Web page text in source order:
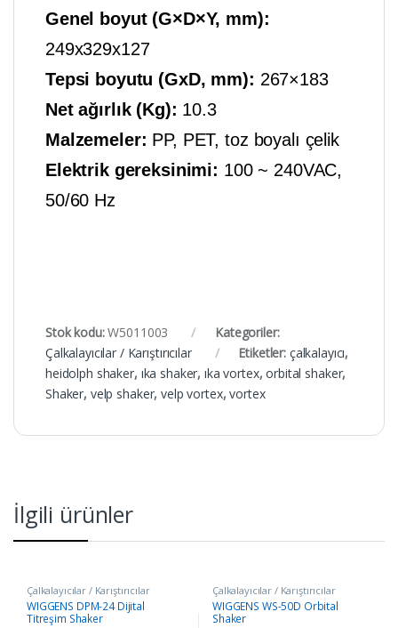
Genel boyut (G×D×Y, mm):
249x329x127
Tepsi boyutu (GxD, mm): 267×183
Net ağırlık (Kg): 10.3
Malzemeler: PP, PET, toz boyalı çelik
Elektrik gereksinimi: 100 ~ 240VAC,
50/60 Hz
Stok kodu:W5011003
Kategoriler:
Çalkalayıcılar / Karıştırıcılar
Etiketler: çalkalayıcı,
heidolph shaker, ıka shaker, ıka vortex,orbital shaker,
Shaker, velp shaker,velp vortex,vortex
İlgili ürünler
Çalkalayıcılar / Karıştırıcılar
WIGGENS DPM-24 Dijital
Titreşim Shaker
Çalkalayıcılar / Karıştırıcılar
WIGGENS WS-50D Orbital
Shaker